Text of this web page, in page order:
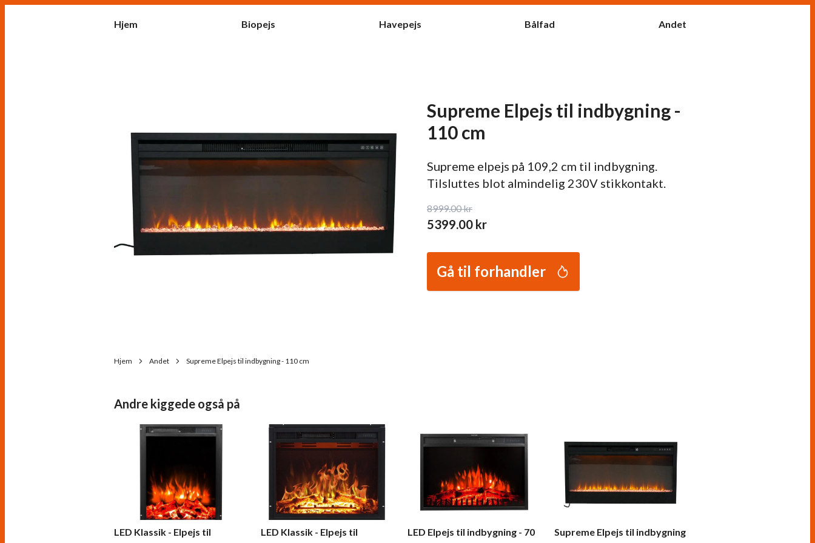
Hjem Biopejs Havepejs Bålfad Andet
Supreme Elpejs til indbygning -
110 cm
Supreme elpejs på 109,2 cm til indbygning.
Tilsluttes blot almindelig 230V stikkontakt.
8999.00kr
5399.00 kr
Gå til forhandler
Hjem Andet Supreme Elpejs til indbygning - 110 cm
Andre kiggede også på
LED Klassik - Elpejs til
LED Klassik - Elpejs til
LED Elpejs til indbygning - 70
Supreme Elpejs til indbygning